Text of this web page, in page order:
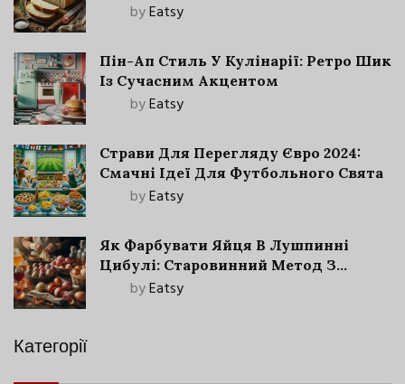
byEatsy
Пін-Ап Стиль У Кулінарії: Ретро Шик
Із Сучасним Акцентом
byEatsy
Страви Для Перегляду Євро 2024:
Смачні Ідеї Для Футбольного Свята
byEatsy
Як Фарбувати Яйця В Лушпинні
Цибулі: Старовинний Метод З
Сучасними Нюансами
byEatsy
Категорії